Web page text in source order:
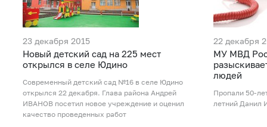
23 декабря 2015
Новый детский сад на 225 мест
открылся в селе Юдино
Современный детский сад №16 в селе Юдино
открылся 22 декабря. Глава района Андрей
ИВАНОВ посетил новое учреждение и оценил
качество проведенных работ
22 декабря
МУ МВД
людей
Пропали 50-
летний Данил